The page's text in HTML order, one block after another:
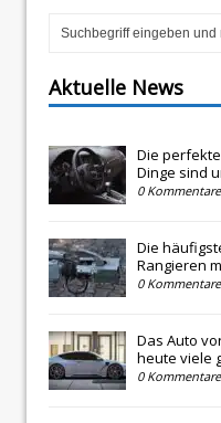
Aktuelle News
Die
Dinge sind
0 Kommentare
Die
Rangieren
0 Kommentare
Das Auto
heute viele
0 Kommentare